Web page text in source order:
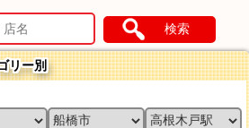
検索
リー別